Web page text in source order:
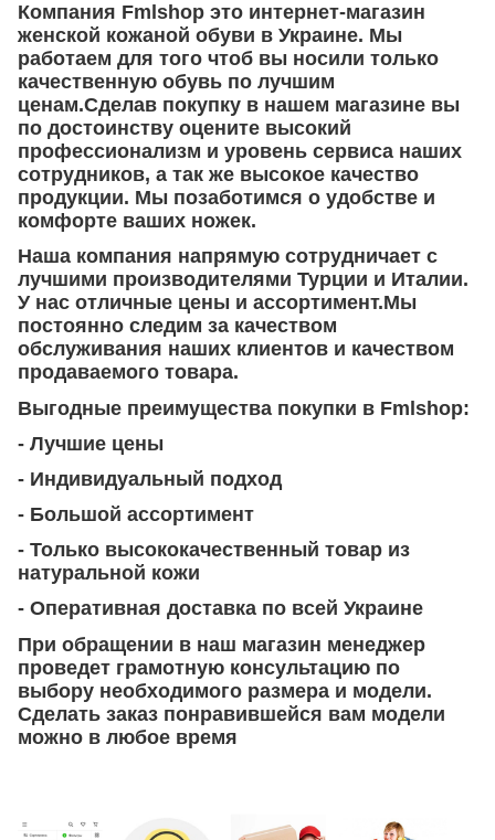
Компания Fmlshop это интернет-магазин
женской кожаной обуви в Украине. Мы
работаем для того чтоб вы носили только
качественную обувь по лучшим
ценам.Сделав покупку в нашем магазине вы
по достоинству оцените высокий
профессионализм и уровень сервиса наших
сотрудников, а так же высокое качество
продукции. Мы позаботимся о удобстве и
комфорте ваших ножек.
Наша компания напрямую сотрудничает с
лучшими производителями Турции и Италии.
У нас отличные цены и ассортимент.Мы
постоянно следим за качеством
обслуживания наших клиентов и качеством
продаваемого товара.
Выгодные преимущества покупки в Fmlshop:
- Лучшие цены
- Индивидуальный подход
- Большой ассортимент
- Только высококачественный товар из
натуральной кожи
- Оперативная доставка по всей Украине
При обращении в наш магазин менеджер
проведет грамотную консультацию по
выбору необходимого размера и модели.
Сделать заказ понравившейся вам модели
можно в любое время